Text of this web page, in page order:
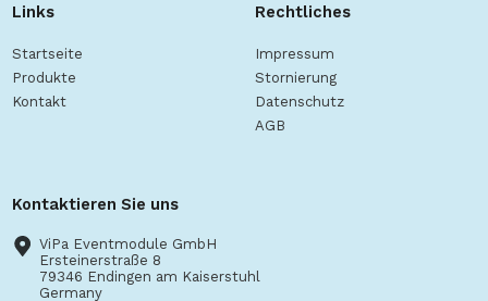
Links
Startseite
Produkte
Kontakt
Rechtliches
Impressum
Stornierung
Datenschutz
AGB
Kontaktieren Sie uns
ViPa Eventmodule GmbH
Ersteinerstraße 8
79346 Endingen am Kaiserstuhl
Germany